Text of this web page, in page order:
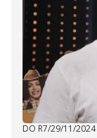
DO R7/29/11/2024